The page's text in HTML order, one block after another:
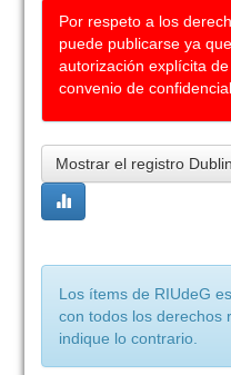
Por respeto a los
puede publicarse ya
autorización explícita
convenio de
Mostrar el registro
Los ítems de RIUdeG
con todos los derechos
indique lo contrario.